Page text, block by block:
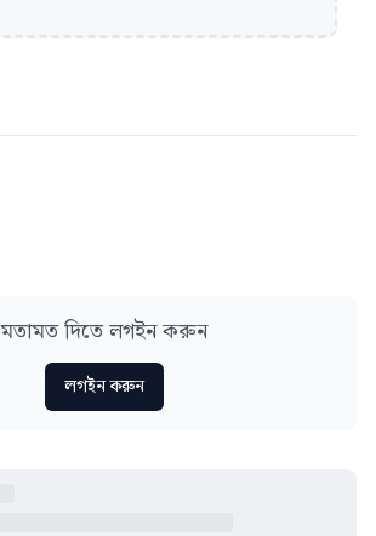
মতামত দিতে লগইন করুন
লগইন করুন